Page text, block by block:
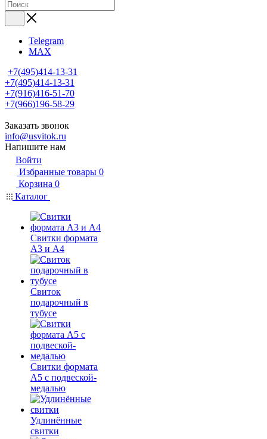
Telegram
MAX
+7(495)414-13-31
+7(495)414-13-31
+7(916)416-51-70
+7(966)196-58-29
Заказать звонок
info@usvitok.ru
Напишите нам
Войти
Избранные товары 0
Корзина 0
Каталог
Свитки формата
А3 и А4
Свиток
подарочный в
тубусе
Свитки формата
А5 с подвеской-
медалью
Удлинённые
свитки